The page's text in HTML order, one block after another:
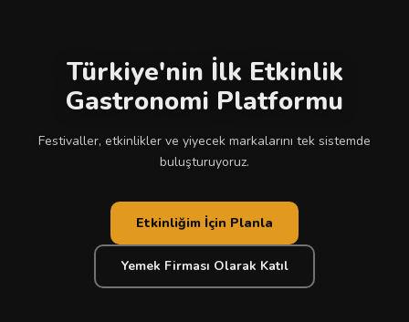
Türkiye'nin İlk Etkinlik
Gastronomi Platformu
Festivaller, etkinlikler ve yiyecek markalarını tek sistemde
buluşturuyoruz.
Etkinliğim İçin Planla
Yemek Firması Olarak Katıl